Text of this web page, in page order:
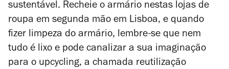
sustentável. Recheie o armário nestas lojas de
roupa em segunda mão em Lisboa, e quando
fizer limpeza do armário, lembre-se que nem
tudo é lixo e pode canalizar a sua imaginação
para o upcycling, a chamada reutilização